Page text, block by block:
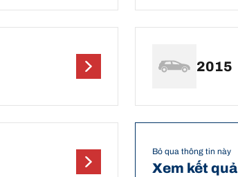
2015
Bỏ qua thông tin này
Xem kết quả